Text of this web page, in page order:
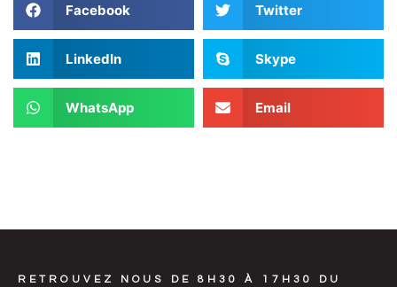
Facebook Twitter
LinkedIn Skype
WhatsApp Email
RETROUVEZ NOUS DE 8H30 À 17H30 DU